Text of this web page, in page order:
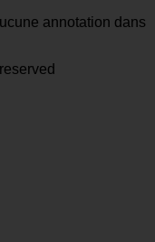
annotation dans